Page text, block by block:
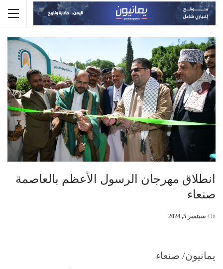
انطلاق مهرجان الرسول الأعظم بالعاصمة
صنعاء
On سبتمبر 5, 2024
يمانيون/ صنعاء